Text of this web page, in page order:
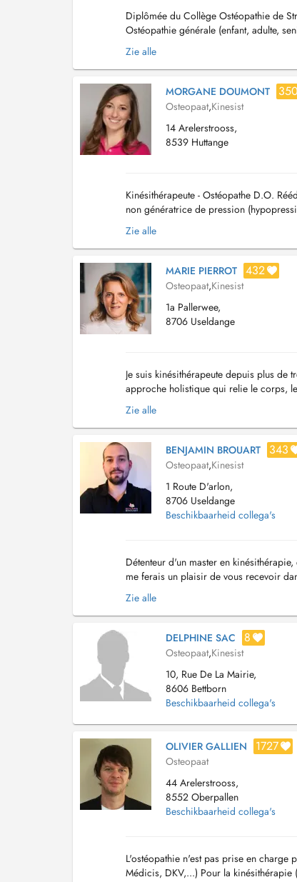
Diplômée du Collège Ostéopathie de
Ostéopathie générale (enfant, adulte,
nourrisson)....
Zie alle
MORGANE DOUMONT 350
Osteopaat,Kinesist
14 Arelerstrooss,
8539 Huttange
Kinésithérapeute - Ostéopathe D.O.
non génératrice de pression
Rééducation orthopédique et
Zie alle
MARIE PIERROT 432
Osteopaat,Kinesist
1a Pallerwee,
8706 Useldange
Je suis kinésithérapeute depuis plus
approche holistique qui relie le corps,
comprendre l'origine profonde des
Zie alle
BENJAMIN BROUART 343
Osteopaat,Kinesist
1 Route D'arlon,
8706 Useldange
Beschikbaarheid collega's
Détenteur d'un master en
me ferais un plaisir de vous recevoir
mâchoire, ostéopathie pédiatrique et de
Zie alle
DELPHINE SAC 8
Osteopaat,Kinesist
10, Rue De La Mairie,
8606 Bettborn
Beschikbaarheid collega's
OLIVIER GALLIEN 1727
Osteopaat
44 Arelerstrooss,
8552 Oberpallen
Beschikbaarheid collega's
L'ostéopathie n'est pas prise en charge
Médicis, DKV,...) Pour la